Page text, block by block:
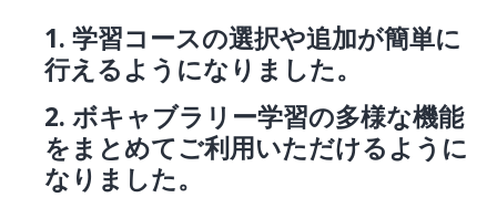
1. 学習コースの選択や追加が簡単に
行えるようになりました。
2. ボキャブラリー学習の多様な機能
をまとめてご利用いただけるように
なりました。